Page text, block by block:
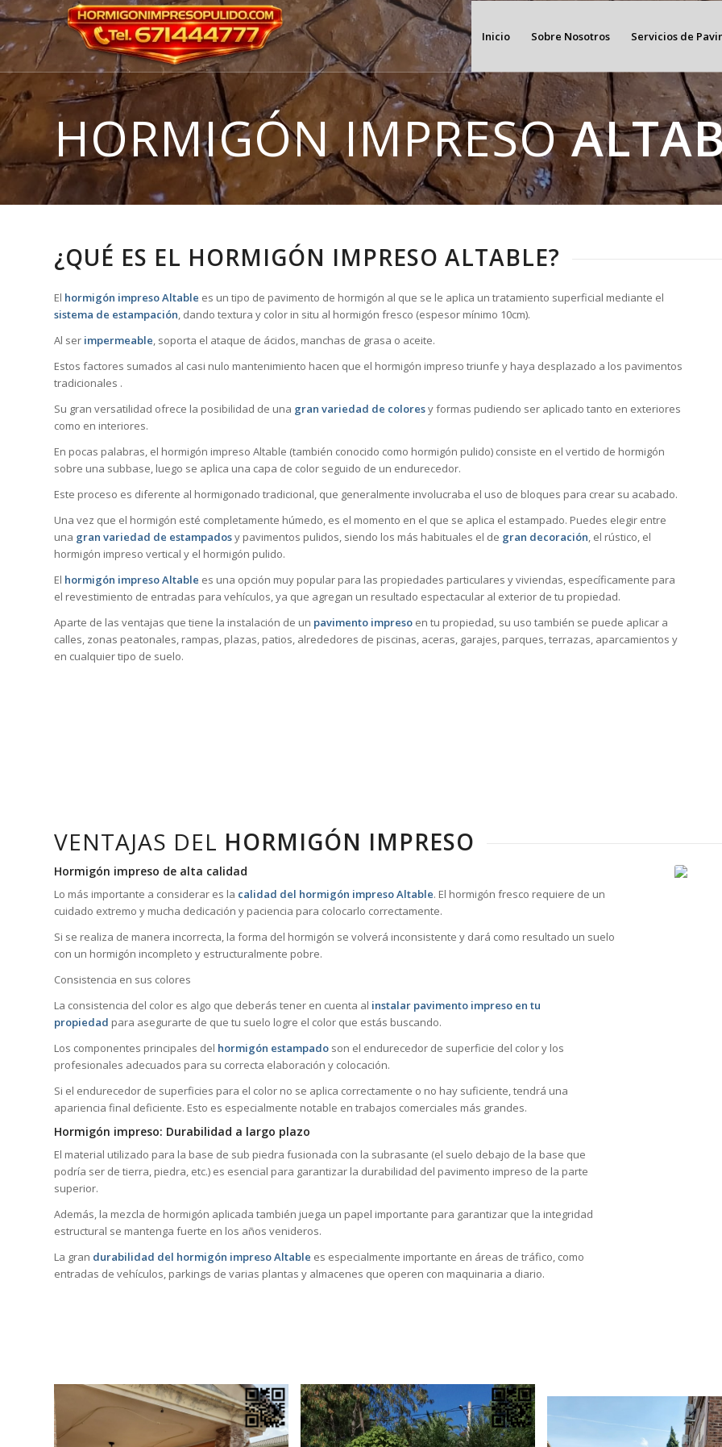
Inicio Sobre Nosotros Servicios de
HORMIGÓN IMPRESO
¿QUÉ ES EL HORMIGÓN IMPRESO ALTABLE?
El hormigón impreso Altable es un tipo de pavimento de hormigón al que se le aplica un tratamiento superficial mediante el
sistema de estampación, dando textura y color in situ al hormigón fresco (espesor mínimo 10cm).
Al ser impermeable, soporta el ataque de ácidos, manchas de grasa o aceite.
Estos factores sumados al casi nulo mantenimiento hacen que el hormigón impreso triunfe y haya desplazado a los pavimentos
tradicionales .
Su gran versatilidad ofrece la posibilidad de una gran variedad de coloresy formas pudiendo ser aplicado tanto en exteriores
como en interiores.
En pocas palabras, el hormigón impreso Altable (también conocido como hormigón pulido) consiste en el vertido de hormigón
sobre una subbase, luego se aplica una capa de color seguido de un endurecedor.
Este proceso es diferente al hormigonado tradicional, que generalmente involucraba el uso de bloques para crear su acabado.
Una vez que el hormigón esté completamente húmedo, es el momento en el que se aplica el estampado. Puedes elegir entre
una gran variedad de estampadosy pavimentos pulidos, siendo los más habituales el de gran decoración, el rústico, el
hormigón impreso vertical y el hormigón pulido.
El hormigón impreso Altable es una opción muy popular para las propiedades particulares y viviendas, específicamente para
el revestimiento de entradas para vehículos, ya que agregan un resultado espectacular al exterior de tu propiedad.
Aparte de las ventajas que tiene la instalación de un pavimento impreso en tu propiedad, su uso también se puede aplicar a
calles, zonas peatonales, rampas, plazas, patios, alrededores de piscinas, aceras, garajes, parques, terrazas, aparcamientos y
en cualquier tipo de suelo.
VENTAJAS DEL HORMIGÓN IMPRESO
Hormigón impreso de alta calidad
Lo más importante a considerar es la calidad del hormigón impreso Altable. El hormigón fresco requiere de un
cuidado extremo y mucha dedicación y paciencia para colocarlo correctamente.
Si se realiza de manera incorrecta, la forma del hormigón se volverá inconsistente y dará como resultado un suelo
con un hormigón incompleto y estructuralmente pobre.
Consistencia en sus colores
La consistencia del color es algo que deberás tener en cuenta al instalar pavimento impreso en tu
propiedad para asegurarte de que tu suelo logre el color que estás buscando.
Los componentes principales del hormigón estampado son el endurecedor de superficie del color y los
profesionales adecuados para su correcta elaboración y colocación.
Si el endurecedor de superficies para el color no se aplica correctamente o no hay suficiente, tendrá una
apariencia final deficiente. Esto es especialmente notable en trabajos comerciales más grandes.
Hormigón impreso: Durabilidad a largo plazo
El material utilizado para la base de sub piedra fusionada con la subrasante (el suelo debajo de la base que
podría ser de tierra, piedra, etc.) es esencial para garantizar la durabilidad del pavimento impreso de la parte
superior.
Además, la mezcla de hormigón aplicada también juega un papel importante para garantizar que la integridad
estructural se mantenga fuerte en los años venideros.
La gran durabilidad del hormigón impreso Altable es especialmente importante en áreas de tráfico, como
entradas de vehículos, parkings de varias plantas y almacenes que operen con maquinaria a diario.